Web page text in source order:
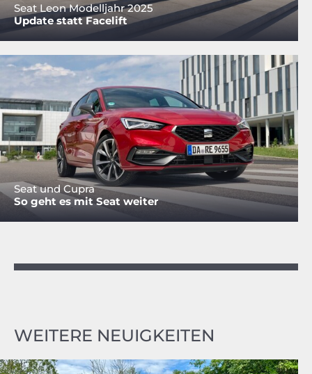
Seat Leon Modelljahr 2025
Update statt Facelift
Seat und Cupra
So geht es mit Seat weiter
WEITERE NEUIGKEITEN